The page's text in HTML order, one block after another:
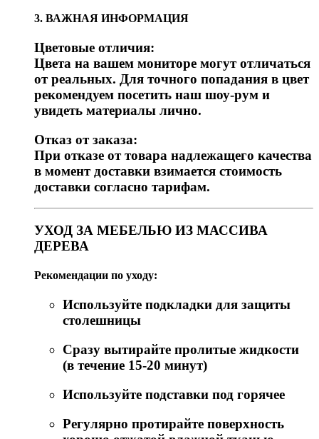
3. ВАЖНАЯ ИНФОРМАЦИЯ
Цветовые отличия:
Цвета на вашем мониторе могут отличаться
от реальных. Для точного попадания в цвет
рекомендуем посетить наш шоу-рум и
увидеть материалы лично.
Отказ от заказа:
При отказе от товара надлежащего качества
в момент доставки взимается стоимость
доставки согласно тарифам.
УХОД ЗА МЕБЕЛЬЮ ИЗ МАССИВА
ДЕРЕВА
Рекомендации по уходу:
Используйте подкладки для защиты
столешницы
Сразу вытирайте пролитые жидкости
(в течение 15-20 минут)
Используйте подставки под горячее
Регулярно протирайте поверхность